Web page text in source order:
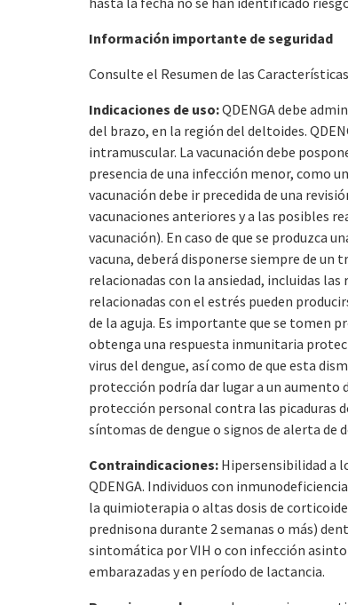
Información importante de seguridad
Consulte el Resumen de las
Indicaciones de uso:QDENGA debe
del brazo, en la región del deltoides.
intramuscular. La vacunación debe
presencia de una infección menor, como
vacunación debe ir precedida de una
vacunaciones anteriores y a las posibles
vacunación). En caso de que se produzca
vacuna, deberá disponerse siempre de un
relacionadas con la ansiedad, incluidas
relacionadas con el estrés pueden
de la aguja. Es importante que se tomen
obtenga una respuesta inmunitaria
virus del dengue, así como de que esta
protección podría dar lugar a un aumento
protección personal contra las picaduras
síntomas de dengue o signos de alerta de
Contraindicaciones: Hipersensibilidad a
QDENGA. Individuos con
la quimioterapia o altas dosis de
prednisona durante 2 semanas o más)
sintomática por VIH o con infección
embarazadas y en período de lactancia.